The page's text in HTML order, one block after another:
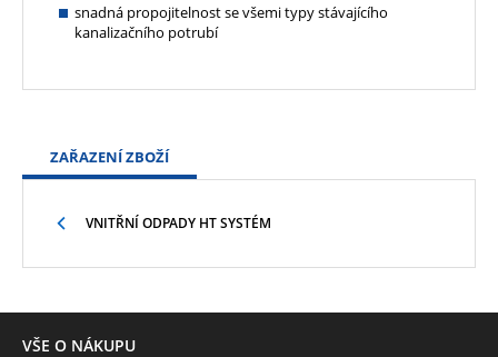
snadná propojitelnost se všemi typy stávajícího
kanalizačního potrubí
ZAŘAZENÍ ZBOŽÍ
VNITŘNÍ ODPADY HT SYSTÉM
VŠE O NÁKUPU